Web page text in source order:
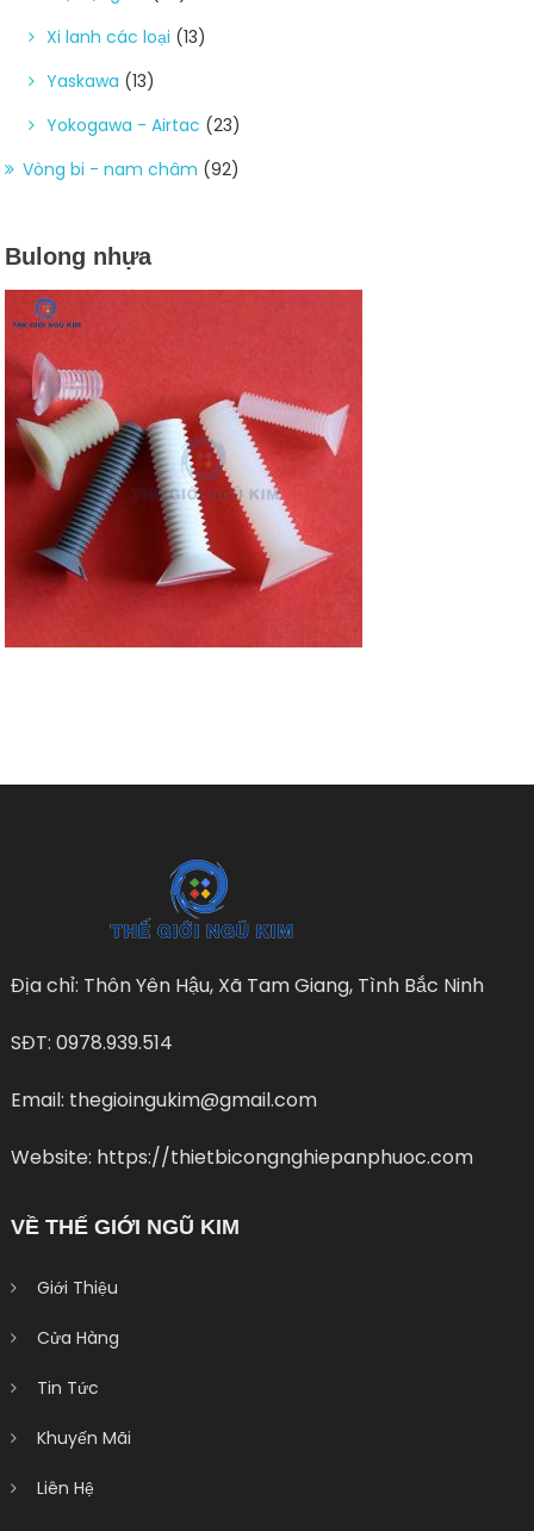
Xi lanh các loại (13)
Yaskawa (13)
Yokogawa - Airtac (23)
Vòng bi - nam châm (92)
Bulong nhựa
Địa chỉ: Thôn Yên Hậu, Xã Tam Giang, Tình Bắc Ninh
SĐT: 0978.939.514
Email: thegioingukim@gmail.com
Website: https://thietbicongnghiepanphuoc.com
VỀ THẾ GIỚI NGŨ KIM
Giới Thiệu
Cửa Hàng
Tin Tức
Khuyến Mãi
Liên Hệ